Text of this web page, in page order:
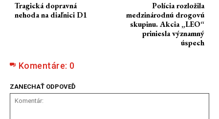
Tragická dopravná
nehoda na diaľnici D1
Polícia rozložila
medzinárodnú drogovú
skupinu. Akcia „LEO“
priniesla významný
úspech
Komentáre: 0
ZANECHAŤ ODPOVEĎ